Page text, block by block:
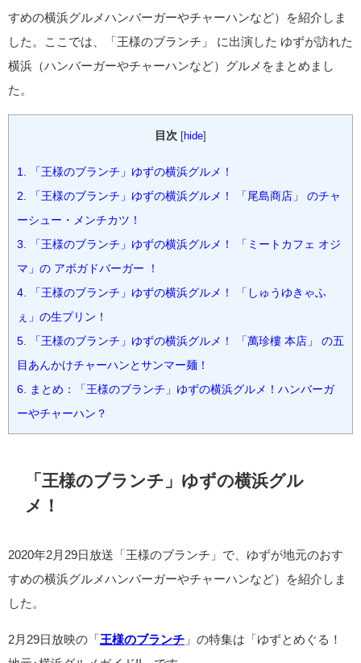
すめの横浜グルメハンバーガーやチャーハンなど）を紹介しま
した。ここでは、「王様のブランチ」 に出演した ゆずが訪れた
横浜（ハンバーガーやチャーハンなど）グルメをまとめまし
た。
目次 [hide]
1. 「王様のブランチ」ゆずの横浜グルメ！
2. 「王様のブランチ」ゆずの横浜グルメ！ 「尾島商店」 のチャ
ーシュー・メンチカツ！
3. 「王様のブランチ」ゆずの横浜グルメ！ 「ミートカフェ オジ
マ」の アボガドバーガー ！
4. 「王様のブランチ」ゆずの横浜グルメ！ 「しゅうゆきゃふ
ぇ」の生プリン！
5. 「王様のブランチ」ゆずの横浜グルメ！ 「萬珍樓 本店」 の五
目あんかけチャーハンとサンマー麺！
6. まとめ：「王様のブランチ」ゆずの横浜グルメ！ハンバーガ
ーやチャーハン？
「王様のブランチ」ゆずの横浜グル
メ！
2020年2月29日放送「王様のブランチ」で、ゆずが地元のおす
すめの横浜グルメハンバーガーやチャーハンなど）を紹介しま
した。
2月29日放映の「 王様のブランチ 」の特集は「ゆずとめぐる！